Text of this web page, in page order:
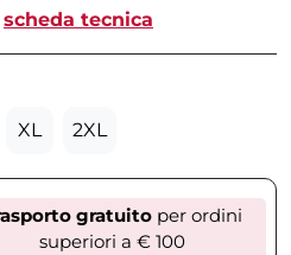
scheda tecnica
XL 2XL
gratuitoper ordini
superiori a € 100